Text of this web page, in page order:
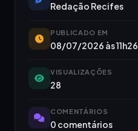
Redação Recifes
PUBLICADO EM
08/07/2026 às 11h26
VISUALIZAÇÕES
28
COMENTÁRIOS
0 comentários